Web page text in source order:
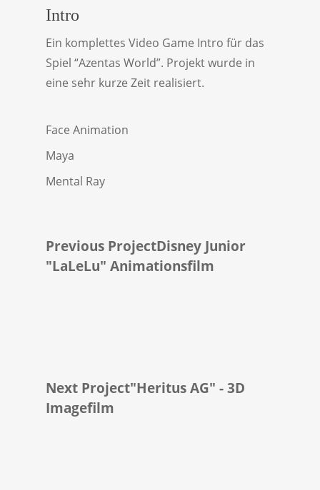
Intro
Ein komplettes Video Game Intro für das
Spiel “Azentas World”. Projekt wurde in
eine sehr kurze Zeit realisiert.
Face Animation
Maya
Mental Ray
Previous ProjectDisney Junior
"LaLeLu" Animationsfilm
Next Project"Heritus AG" - 3D
Imagefilm